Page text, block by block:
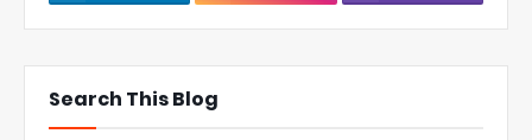
Search This Blog